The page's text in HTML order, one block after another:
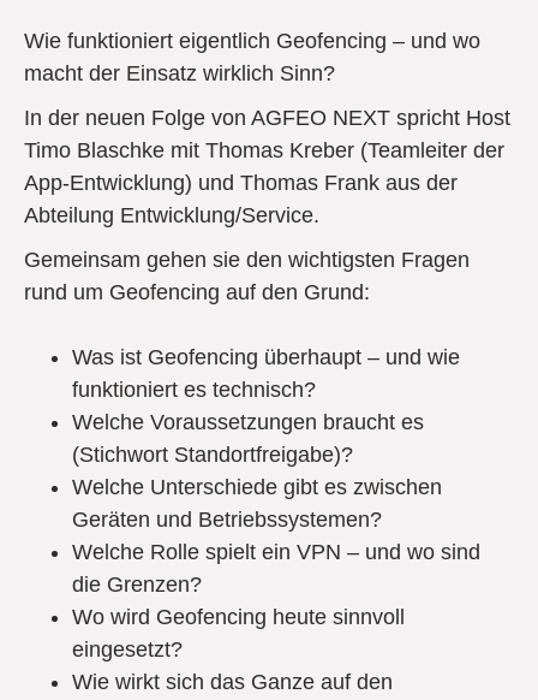
Wie funktioniert eigentlich Geofencing – und wo
macht der Einsatz wirklich Sinn?
In der neuen Folge von AGFEO NEXT spricht Host
Timo Blaschke mit Thomas Kreber (Teamleiter der
App-Entwicklung) und Thomas Frank aus der
Abteilung Entwicklung/Service.
Gemeinsam gehen sie den wichtigsten Fragen
rund um Geofencing auf den Grund:
Was ist Geofencing überhaupt – und wie
funktioniert es technisch?
Welche Voraussetzungen braucht es
(Stichwort Standortfreigabe)?
Welche Unterschiede gibt es zwischen
Geräten und Betriebssystemen?
Welche Rolle spielt ein VPN – und wo sind
die Grenzen?
Wo wird Geofencing heute sinnvoll
eingesetzt?
Wie wirkt sich das Ganze auf den